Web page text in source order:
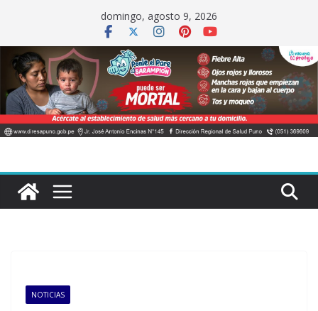
contenido
domingo, agosto 9, 2026
NOTICIAS